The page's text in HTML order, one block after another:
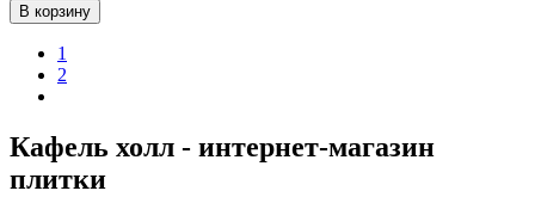
В корзину
1
2
Кафель холл - интернет-магазин
плитки